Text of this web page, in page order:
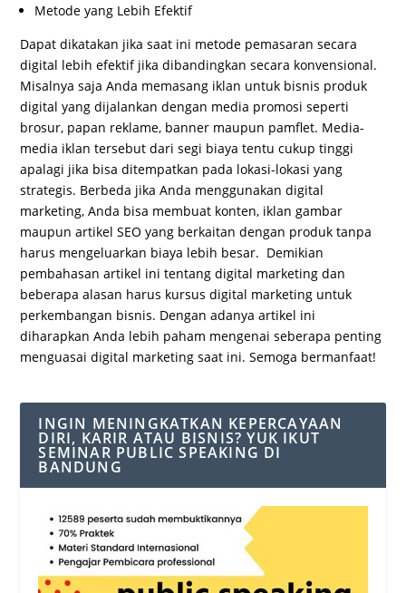
Metode yang Lebih Efektif
Dapat dikatakan jika saat ini metode pemasaran secara
digital lebih efektif jika dibandingkan secara konvensional.
Misalnya saja Anda memasang iklan untuk bisnis produk
digital yang dijalankan dengan media promosi seperti
brosur, papan reklame, banner maupun pamflet. Media-
media iklan tersebut dari segi biaya tentu cukup tinggi
apalagi jika bisa ditempatkan pada lokasi-lokasi yang
strategis. Berbeda jika Anda menggunakan digital
marketing, Anda bisa membuat konten, iklan gambar
maupun artikel SEO yang berkaitan dengan produk tanpa
harus mengeluarkan biaya lebih besar. Demikian
pembahasan artikel ini tentang digital marketing dan
beberapa alasan harus kursus digital marketing untuk
perkembangan bisnis. Dengan adanya artikel ini
diharapkan Anda lebih paham mengenai seberapa penting
menguasai digital marketing saat ini. Semoga bermanfaat!
INGIN MENINGKATKAN KEPERCAYAAN
DIRI, KARIR ATAU BISNIS? YUK IKUT
SEMINAR PUBLIC SPEAKING DI
BANDUNG